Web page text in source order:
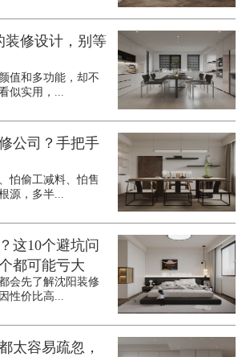
装修设计，别等
值和多功能，却不
似实用，...
公司？手把手
怕偷工减料、怕售
源，多半...
这10个避坑问
都可能亏大
会先了解沈阳装修
性价比高...
太容易疏忽，